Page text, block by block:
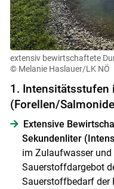
extensiv bewirtschaftete
© Melanie Haslauer/LK NÖ
1. Intensitätsstufen
(Forellen/
Extensive
Sekundenliter
im Zulaufwasser und
Sauerstoffdargebot
Sauerstoffbedarf der